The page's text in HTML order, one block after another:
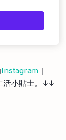
Instagram ｜
活小貼士。↓↓